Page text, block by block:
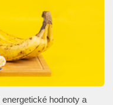
hodnoty a